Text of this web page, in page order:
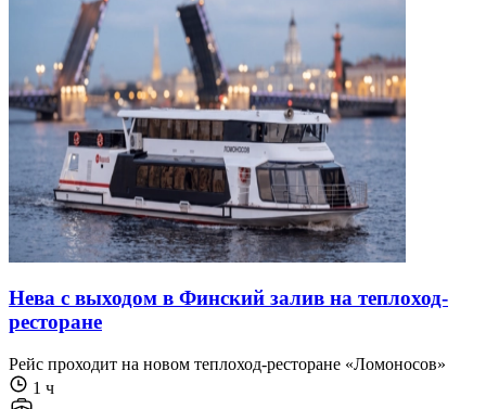
Нева с выходом в Финский залив на теплоход-
ресторане
Рейс проходит на новом теплоход-ресторане «Ломоносов»
1 ч